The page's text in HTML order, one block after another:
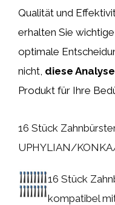
Qualität und
erhalten Sie
optimale
nicht, diese Analyse
Produkt für Ihre
16 Stück
UPHYLIAN/
16 Stück
kompatibel